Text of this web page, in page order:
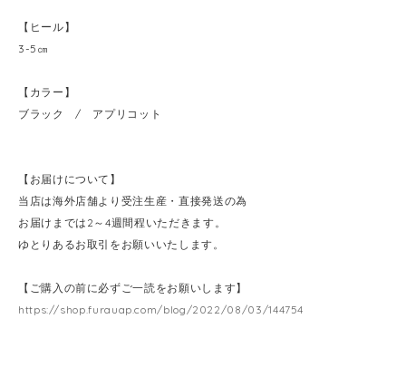
【ヒール】
3-5㎝
【カラー】
ブラック / アプリコット
【お届けについて】
当店は海外店舗より受注生産・直接発送の為
お届けまでは2～4週間程いただきます。
ゆとりあるお取引をお願いいたします。
【ご購入の前に必ずご一読をお願いします】
https://shop.furauap.com/blog/2022/08/03/144754